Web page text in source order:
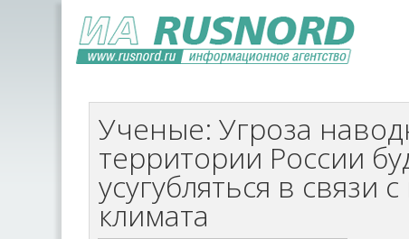
Ученые: Угроза
территории России
усугубляться в связи
климата